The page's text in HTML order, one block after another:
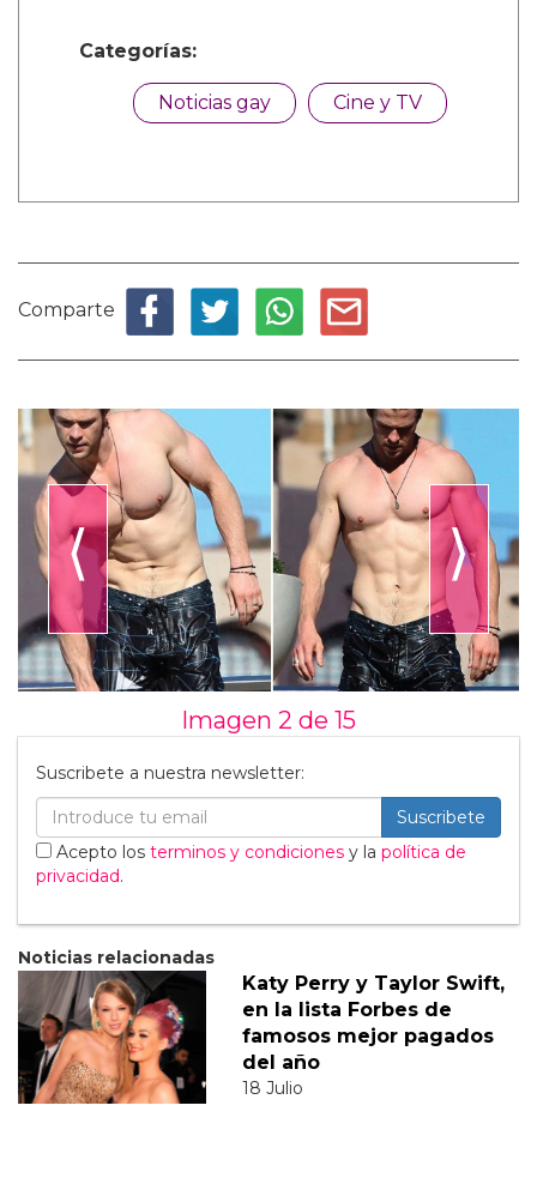
Categorías:
Noticias gay Cine y TV
Comparte
⟨ ⟩
Imagen 2 de 15
Suscribete a nuestra newsletter:
Suscribete
Acepto los terminos y condiciones y la política de
privacidad.
Noticias relacionadas
Katy Perry y Taylor Swift,
en la lista Forbes de
famosos mejor pagados
del año
18 Julio